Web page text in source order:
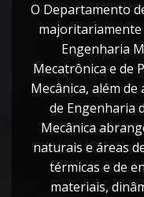
O Departamento
majoritariamente
Engenharia
Mecatrônica e de
Mecânica, além
de Engenharia
Mecânica
naturais e áreas
térmicas e de
materiais,